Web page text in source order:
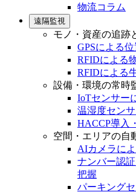
物流コラム
遠隔監視
モノ・資産の追跡
GPSによる
RFIDによる
RFIDによる
設備・環境の常時
IoTセンサー
温湿度セン
HACCP導入
空間・エリアの自
AIカメラに
ナンバー認
把握
パーキング